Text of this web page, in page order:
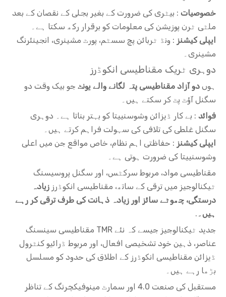
خصوصیات : بیٹری کی ضرورت کے بغیر بجلی کے نقصان کے بعد
ملٹی ٹرن پوزیشن کی معلومات کو برقرار رکھ سکتا ہے۔
ایپلی کیشنز : ونڈ ٹربائن پچ سسٹم، پورٹ مشینری، انجینئرنگ
مشینری۔
دوہری ٹریک مقناطیسی انکوڈرز
ہوں دو آزاد مقناطیسی پتہ لگانے والے یونٹ جو بیک وقت دو
سگنل آؤٹ پٹ کر سکتے ہیں۔
فوائد : بے کار ڈیزائن وشوسنییتا کو بہتر بناتا ہے۔ دوہری
سگنل غلطی کی تلافی کی سہولت فراہم کرتے ہیں۔
ایپلی کیشنز : حفاظتی اہم نظام، خاص مواقع جن میں اعلی
وشوسنییتا کی ضرورت ہوتی ہے۔
مقناطیسی مواد، مربوط سرکٹس، اور سگنل پروسیسنگ
ٹیکنالوجیز میں ترقی کے ساتھ، مقناطیسی انکوڈرز زیادہ
درستگی، چھوٹے سائز اور زیادہ ذہانت کی طرف ترقی کر رہے
ہیں۔ .
جدید ٹیکنالوجیز جیسے کہ نئے TMR مقناطیسی سینسنگ
عناصر، ذہین خود تشخیصی افعال، اور مربوط ڈرائیو کنٹرول
ڈیزائن مقناطیسی انکوڈرز کے اطلاق کی حدود کو مسلسل
بڑھا رہے ہیں۔
مستقبل کی صنعت 4.0 اور سمارٹ مینوفیکچرنگ کے تناظر